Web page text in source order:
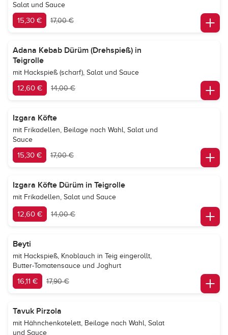
Salat und Sauce
15,30 € 17,00 €
Adana Kebab Dürüm (Drehspieß) in
Teigrolle
mit Hackspieß (scharf), Salat und Sauce
12,60 € 14,00 €
Izgara Köfte
mit Frikadellen, Beilage nach Wahl, Salat und
Sauce
15,30 € 17,00 €
Izgara Köfte Dürüm in Teigrolle
mit Frikadellen, Salat und Sauce
12,60 € 14,00 €
Beyti
mit Hackspieß, Knoblauch in Teig eingerollt,
Butter-Tomatensauce und Joghurt
16,11 € 17,90 €
Tavuk Pirzola
mit Hähnchenkotelett, Beilage nach Wahl, Salat
und Sauce